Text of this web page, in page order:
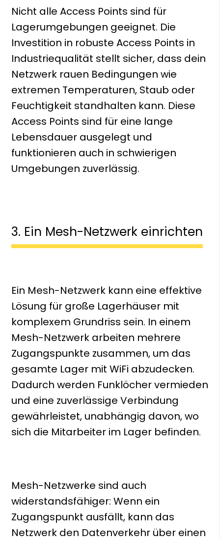
Nicht alle Access Points sind für
Lagerumgebungen geeignet. Die
Investition in robuste Access Points in
Industriequalität stellt sicher, dass dein
Netzwerk rauen Bedingungen wie
extremen Temperaturen, Staub oder
Feuchtigkeit standhalten kann. Diese
Access Points sind für eine lange
Lebensdauer ausgelegt und
funktionieren auch in schwierigen
Umgebungen zuverlässig.
3. Ein Mesh-Netzwerk einrichten
Ein Mesh-Netzwerk kann eine effektive
Lösung für große Lagerhäuser mit
komplexem Grundriss sein. In einem
Mesh-Netzwerk arbeiten mehrere
Zugangspunkte zusammen, um das
gesamte Lager mit WiFi abzudecken.
Dadurch werden Funklöcher vermieden
und eine zuverlässige Verbindung
gewährleistet, unabhängig davon, wo
sich die Mitarbeiter im Lager befinden.
Mesh-Netzwerke sind auch
widerstandsfähiger: Wenn ein
Zugangspunkt ausfällt, kann das
Netzwerk den Datenverkehr über einen